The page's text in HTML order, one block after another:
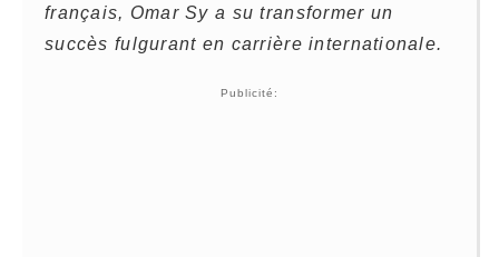
français, Omar Sy a su transformer un
succès fulgurant en carrière internationale.
Publicité: